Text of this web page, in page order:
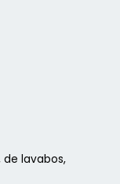
lavabos,